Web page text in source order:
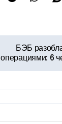
БЭБ
операциями: 6